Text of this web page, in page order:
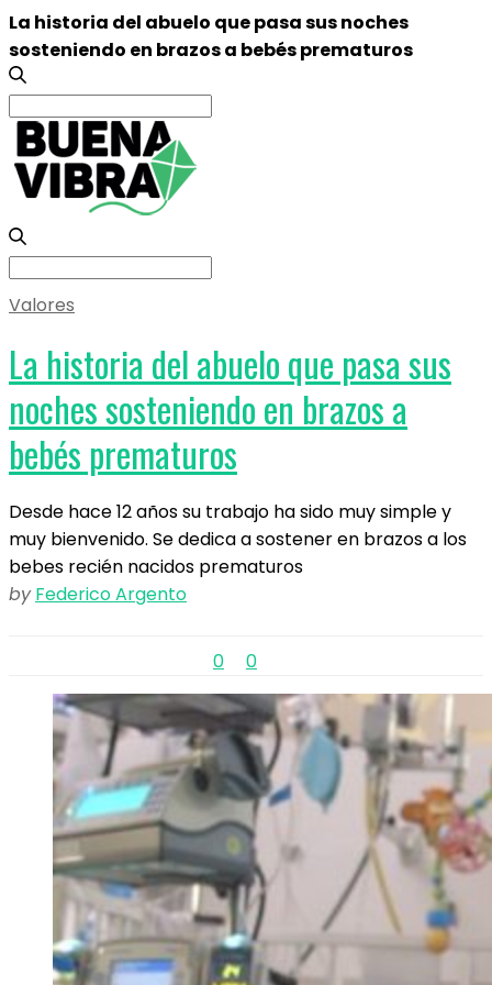
La historia del abuelo que pasa sus noches
sosteniendo en brazos a bebés prematuros
Search
for:
Search
Valores
La historia del abuelo que pasa sus
noches sosteniendo en brazos a
bebés prematuros
Desde hace 12 años su trabajo ha sido muy simple y
muy bienvenido. Se dedica a sostener en brazos a los
bebes recién nacidos prematuros
by Federico Argento
0 0